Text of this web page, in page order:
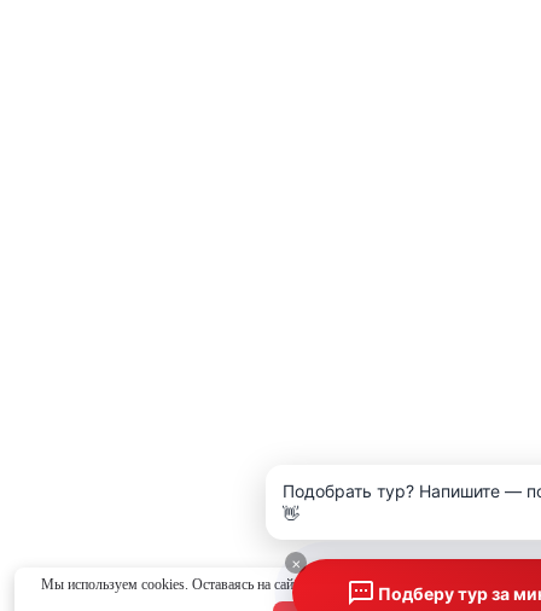
Мы используем cookies. Оставаясь на сайте, вы соглашаетесь сПодберу тур за
×
Подобрать тур? Напишите —
👋